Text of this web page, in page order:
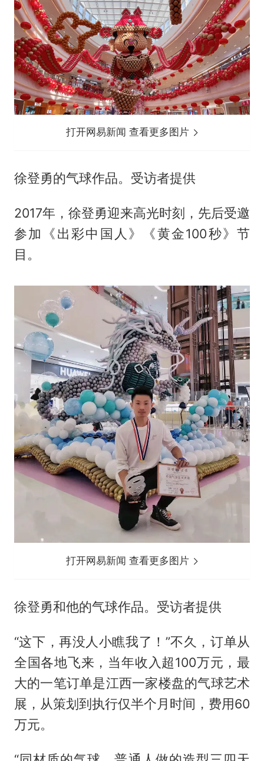
打开网易新闻 查看更多图片
徐登勇的气球作品。受访者提供
2017年，徐登勇迎来高光时刻，先后受邀
参加《出彩中国人》《黄金100秒》节
目。
打开网易新闻 查看更多图片
徐登勇和他的气球作品。受访者提供
“这下，再没人小瞧我了！”不久，订单从
全国各地飞来，当年收入超100万元，最
大的一笔订单是江西一家楼盘的气球艺术
展，从策划到执行仅半个月时间，费用60
万元。